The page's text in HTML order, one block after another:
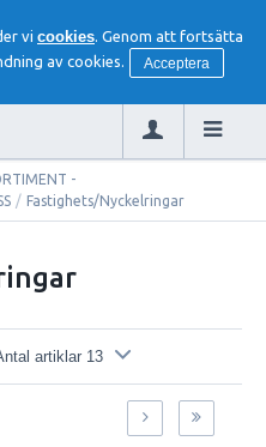
vi cookies. Genom att fortsätta
av cookies.
Acceptera
-
/ Fastighets/Nyckelringar
artiklar 13